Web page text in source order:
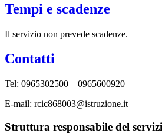
Tempi e scadenze
Il servizio non prevede scadenze.
Contatti
Tel: 0965302500 – 0965600920
E-mail: rcic868003@istruzione.it
Struttura responsabile del